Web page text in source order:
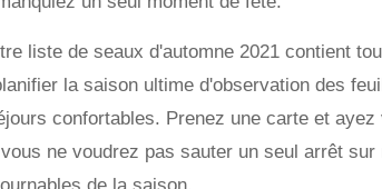
liste de seaux d'automne 2021 contient
la saison ultime d'observation des
confortables. Prenez une carte et
ne voudrez pas sauter un seul arrêt sur